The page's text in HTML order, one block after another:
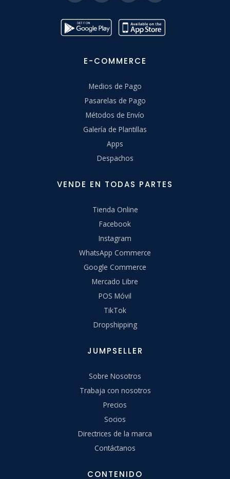
E-COMMERCE
Medios de Pago
Pasarelas de Pago
Métodos de Envío
Galería de Plantillas
Apps
Despachos
VENDE EN TODAS PARTES
Tienda Online
Facebook
Instagram
WhatsApp Commerce
Google Commerce
Mercado Libre
POS Móvil
TikTok
Dropshipping
JUMPSELLER
Sobre Nosotros
Trabaja con nosotros
Precios
Socios
Directrices de la marca
Contáctanos
CONTENIDO